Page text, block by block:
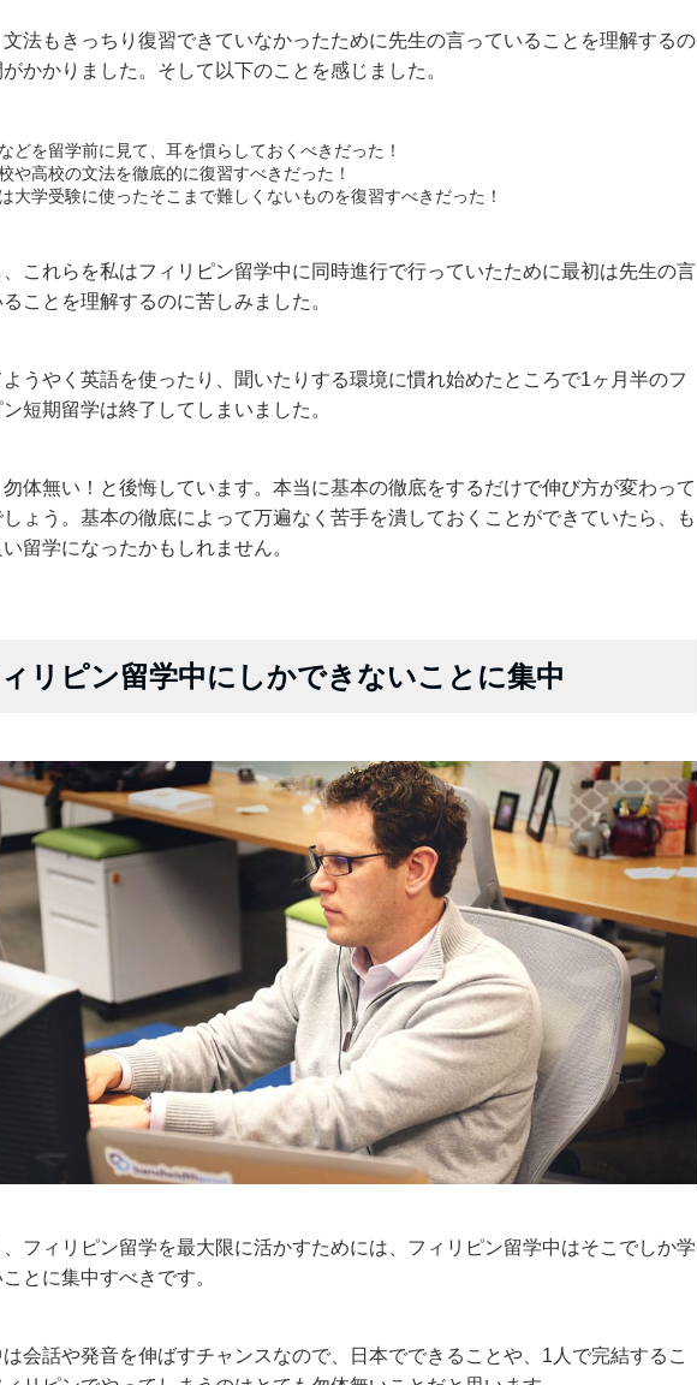
文法もきっちり復習できていなかったために先生の言っていることを理解するの
かかりました。そして以下のことを感じました。
どを留学前に見て、耳を慣らしておくべきだった！
や高校の文法を徹底的に復習すべきだった！
大学受験に使ったそこまで難しくないものを復習すべきだった！
、これらを私はフィリピン留学中に同時進行で行っていたために最初は先生の言
ことを理解するのに苦しみました。
ようやく英語を使ったり、聞いたりする環境に慣れ始めたところで1ヶ月半のフ
ン短期留学は終了してしまいました。
勿体無い！と後悔しています。本当に基本の徹底をするだけで伸び方が変わって
しょう。基本の徹底によって万遍なく苦手を潰しておくことができていたら、も
留学になったかもしれません。
リピン留学中にしかできないことに集中
フィリピン留学を最大限に活かすためには、フィリピン留学中はそこでしか学
とに集中すべきです。
は会話や発音を伸ばすチャンスなので、日本でできることや、1人で完結するこ